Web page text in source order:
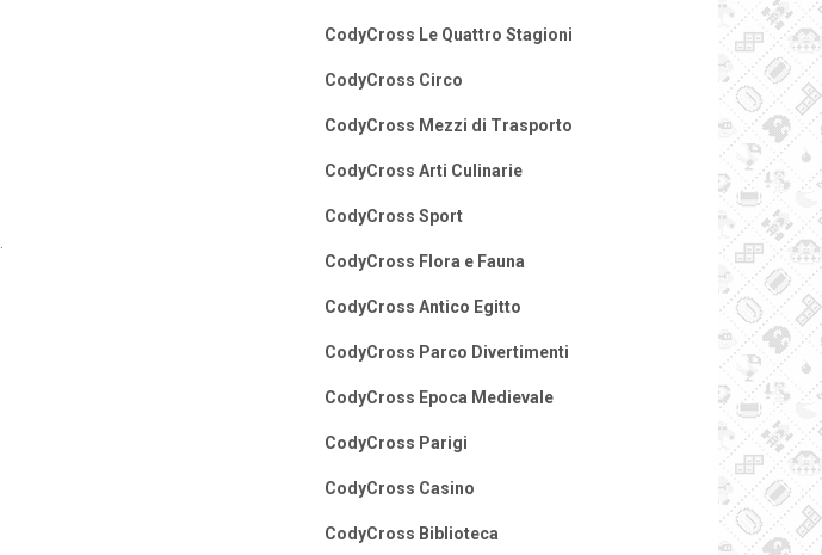
CodyCross Le Quattro Stagioni
CodyCross Circo
CodyCross Mezzi di Trasporto
CodyCross Arti Culinarie
CodyCross Sport
CodyCross Flora e Fauna
CodyCross Antico Egitto
CodyCross Parco Divertimenti
CodyCross Epoca Medievale
CodyCross Parigi
CodyCross Casino
CodyCross Biblioteca